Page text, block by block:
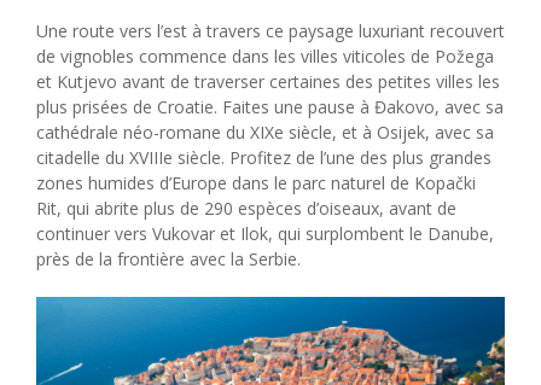
Une route vers l’est à travers ce paysage luxuriant recouvert
de vignobles commence dans les villes viticoles de Požega
et Kutjevo avant de traverser certaines des petites villes les
plus prisées de Croatie. Faites une pause à Đakovo, avec sa
cathédrale néo-romane du XIXe siècle, et à Osijek, avec sa
citadelle du XVIIIe siècle. Profitez de l’une des plus grandes
zones humides d’Europe dans le parc naturel de Kopački
Rit, qui abrite plus de 290 espèces d’oiseaux, avant de
continuer vers Vukovar et Ilok, qui surplombent le Danube,
près de la frontière avec la Serbie.